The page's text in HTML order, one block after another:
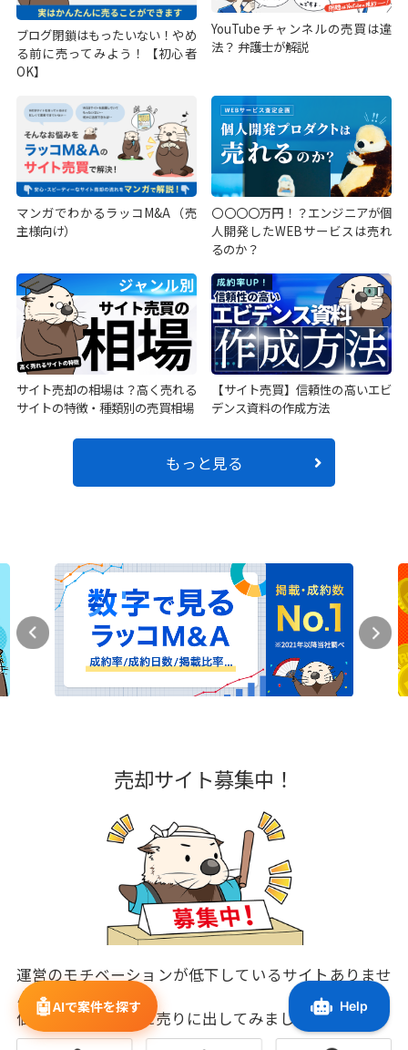
ブログ閉鎖はもったいない！やめ
る前に売ってみよう！【初心者
OK】
YouTubeチャンネルの売買は違
法？ 弁護士が解説
マンガでわかるラッコM&A（売
主様向け）
〇〇〇〇万円！？エンジニアが個
人開発したWEBサービスは売れ
るのか？
サイト売却の相場は？高く売れる
サイトの特徴・種類別の売買相場
【サイト売買】信頼性の高いエビ
デンス資料の作成方法
もっと見る
売却サイト募集中！
運営のモチベーションが低下しているサイトありませ
んか？
価値が低下する前に売りに出してみましょう！
🤖AIで案件を探す